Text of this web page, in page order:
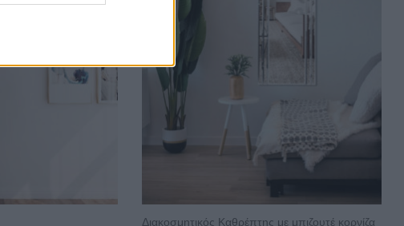
Διακοσμητικός Καθρέπτης με μπιζουτέ κορνίζα